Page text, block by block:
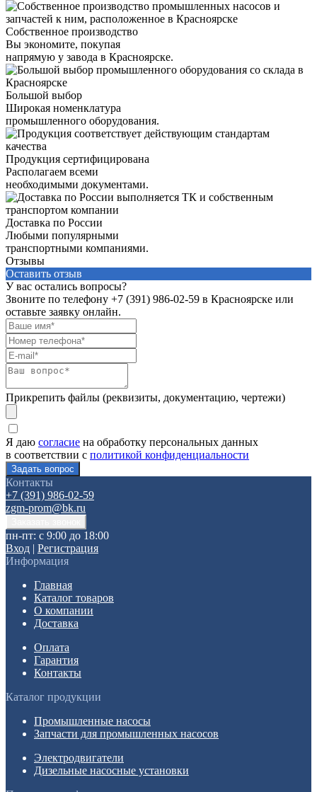
Собственное производство
Вы экономите, покупая
напрямую у завода в Красноярске.
Большой выбор
Широкая номенклатура
промышленного оборудования.
Продукция сертифицирована
Располагаем всеми
необходимыми документами.
Доставка по России
Любыми популярными
транспортными компаниями.
Отзывы
Оставить отзыв
У вас остались вопросы?
Звоните по телефону +7 (391) 986-02-59 в Красноярске или
оставьте заявку онлайн.
Прикрепить файлы (реквизиты, документацию, чертежи)
Я даю согласие на обработку персональных данных
в соответствии с политикой конфиденциальности
Контакты
+7 (391) 986-02-59
zgm-prom@bk.ru
пн-пт: с 9:00 до 18:00
Вход | Регистрация
Информация
Главная
Каталог товаров
О компании
Доставка
Оплата
Гарантия
Контакты
Каталог продукции
Промышленные насосы
Запчасти для промышленных насосов
Электродвигатели
Дизельные насосные установки